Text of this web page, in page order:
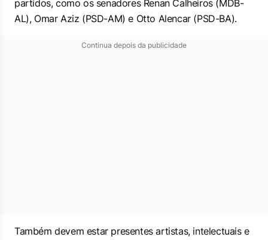
partidos, como os senadores Renan Calheiros (MDB-
AL), Omar Aziz (PSD-AM) e Otto Alencar (PSD-BA).
Continua depois da publicidade
Também devem estar presentes artistas, intelectuais e